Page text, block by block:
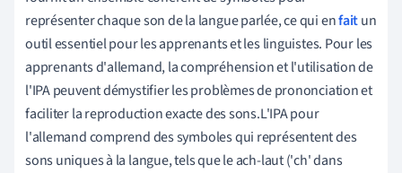
représenter chaque son de la langue parlée, ce qui enfaitun
outil essentiel pour les apprenants et les linguistes. Pour les
apprenants d'allemand, la compréhension et l'utilisation de
l'IPA peuvent démystifier les problèmes de prononciation et
faciliter la reproduction exacte des sons.L'IPA pour
l'allemand comprend des symboles qui représentent des
sons uniques à la langue, tels que le ach-laut ('ch' dans